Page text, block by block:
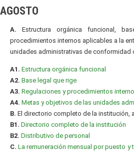
AGOSTO
A. Estructura orgánica funcional,
procedimientos internos aplicables a la
unidades administrativas de conformidad
A1. Estructura orgánica funcional
A2. Base legal que rige
A3. Regulaciones y procedimientos
A4. Metas y objetivos de las unidades
B. El directorio completo de la institución,
B1. Directorio completo de la institución
B2. Distributivo de personal
C. La remuneración mensual por puesto